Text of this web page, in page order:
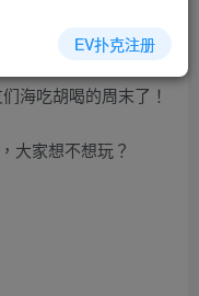
海吃胡喝的周末了！
大家想不想玩？
EV扑克注册